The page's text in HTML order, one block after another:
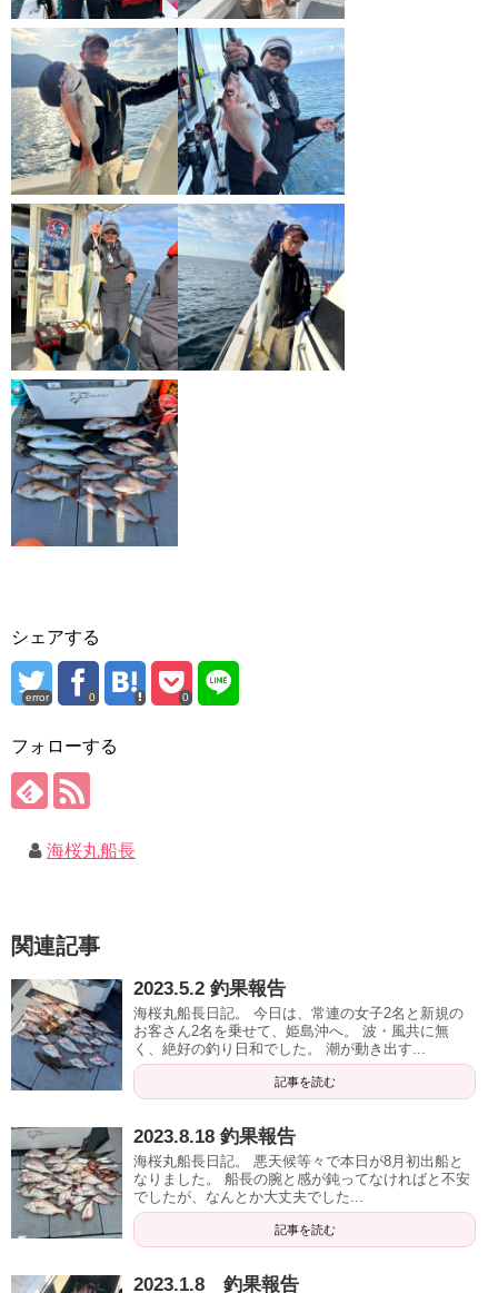
シェアする
error 0 0
フォローする
海桜丸船長
関連記事
2023.5.2 釣果報告
海桜丸船長日記。 今日は、常連の女子2名と新規の
お客さん2名を乗せて、姫島沖へ。 波・風共に無
く、絶好の釣り日和でした。 潮が動き出す...
記事を読む
2023.8.18 釣果報告
海桜丸船長日記。 悪天候等々で本日が8月初出船と
なりました。 船長の腕と感が鈍ってなければと不安
でしたが、なんとか大丈夫でした...
記事を読む
2023.1.8 釣果報告